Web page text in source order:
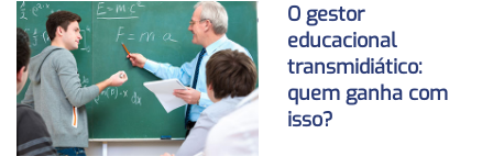
O gestor
educacional
transmidiático:
quem ganha com
isso?